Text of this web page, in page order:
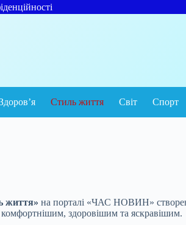
Стиль життя Світ Спорт
життя» на порталі «ЧАС НОВИН»
здоровішим та яскравішим.